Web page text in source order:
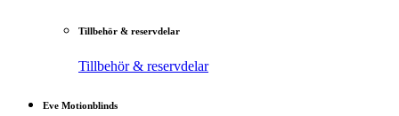
Tillbehör & reservdelar
Tillbehör & reservdelar
Eve Motionblinds